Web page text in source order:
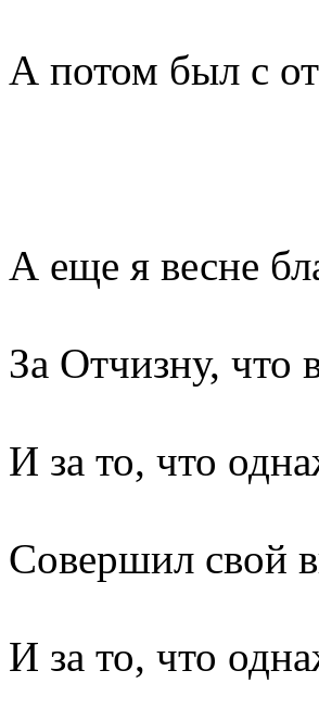
А потом был с
А еще я весне
За Отчизну, что
И за то, что
Совершил свой
И за то, что